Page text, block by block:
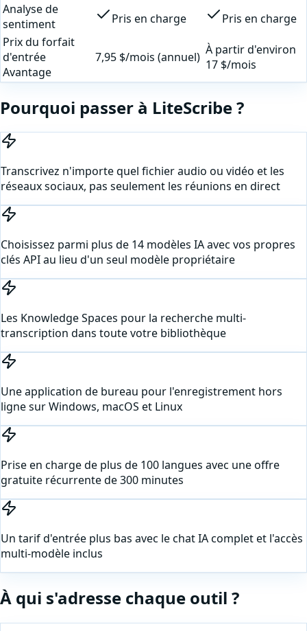
Analyse de
sentiment
Pris en charge
Pris en charge
Prix du forfait
d'entrée
Avantage
7,95 $/mois (annuel) À partir d'environ
17 $/mois
Pourquoi passer à LiteScribe ?
Transcrivez n'importe quel fichier audio ou vidéo et les
réseaux sociaux, pas seulement les réunions en direct
Choisissez parmi plus de 14 modèles IA avec vos propres
clés API au lieu d'un seul modèle propriétaire
Les Knowledge Spaces pour la recherche multi-
transcription dans toute votre bibliothèque
Une application de bureau pour l'enregistrement hors
ligne sur Windows, macOS et Linux
Prise en charge de plus de 100 langues avec une offre
gratuite récurrente de 300 minutes
Un tarif d'entrée plus bas avec le chat IA complet et l'accès
multi-modèle inclus
À qui s'adresse chaque outil ?